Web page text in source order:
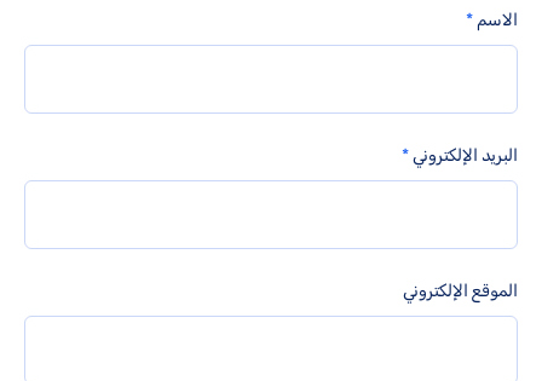
الاسم *
البريد الإلكتروني*
الموقع الإلكتروني